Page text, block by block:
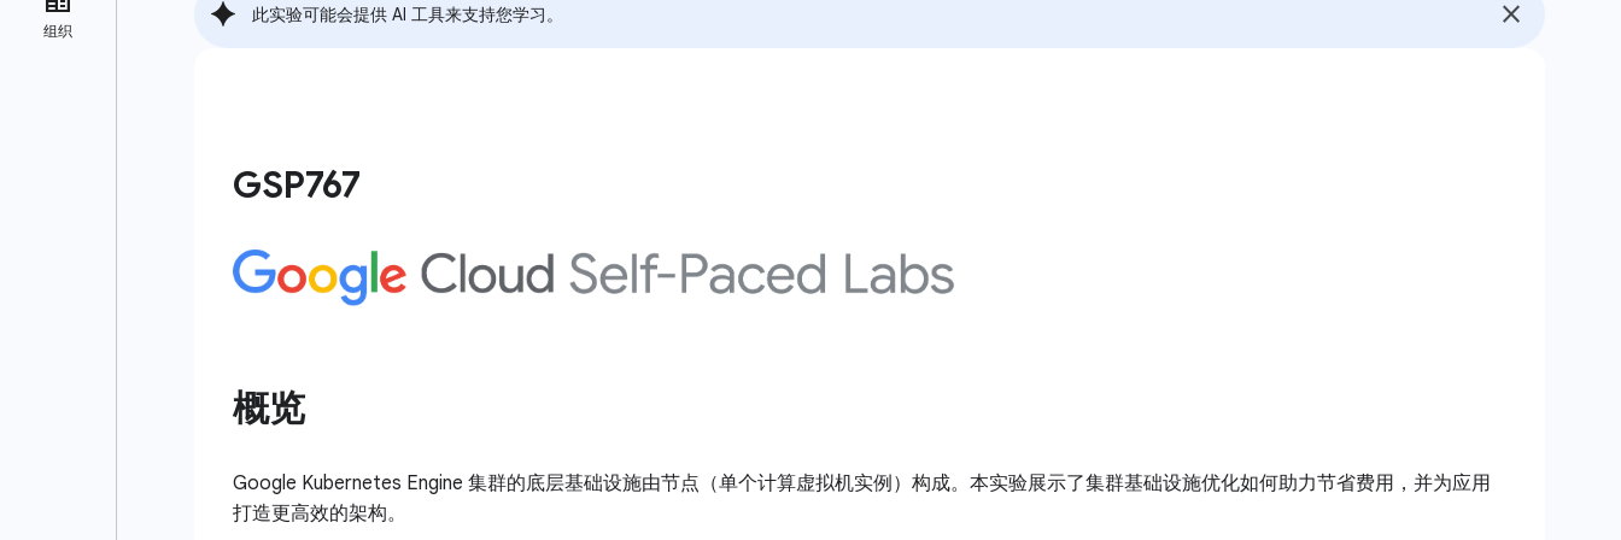
此实验可能会提供 AI 工具来支持您学习。
GSP767
概览
Google Kubernetes Engine 集群的底层基础设施由节点（单个计算虚拟机实例）构成。本实验展示了集群基础设施优化如何助力节省费用，并为应用
打造更高效的架构。